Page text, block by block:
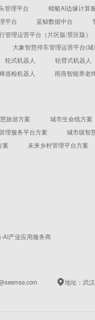
管理平台 蜻蜓AI边缘计算
平台 蓝鲸数据中台
管理运营平台（片区版/景区版）
大象智慧停车管理运营平台(城
轮式机器人 轮臂式机器人
巡检机器人 雨燕智能养老
旅游方案 城市生命线方案
理服务平台方案 城市级智
案 未来乡村管理平台方案
AI产业应用服务商
地址：武